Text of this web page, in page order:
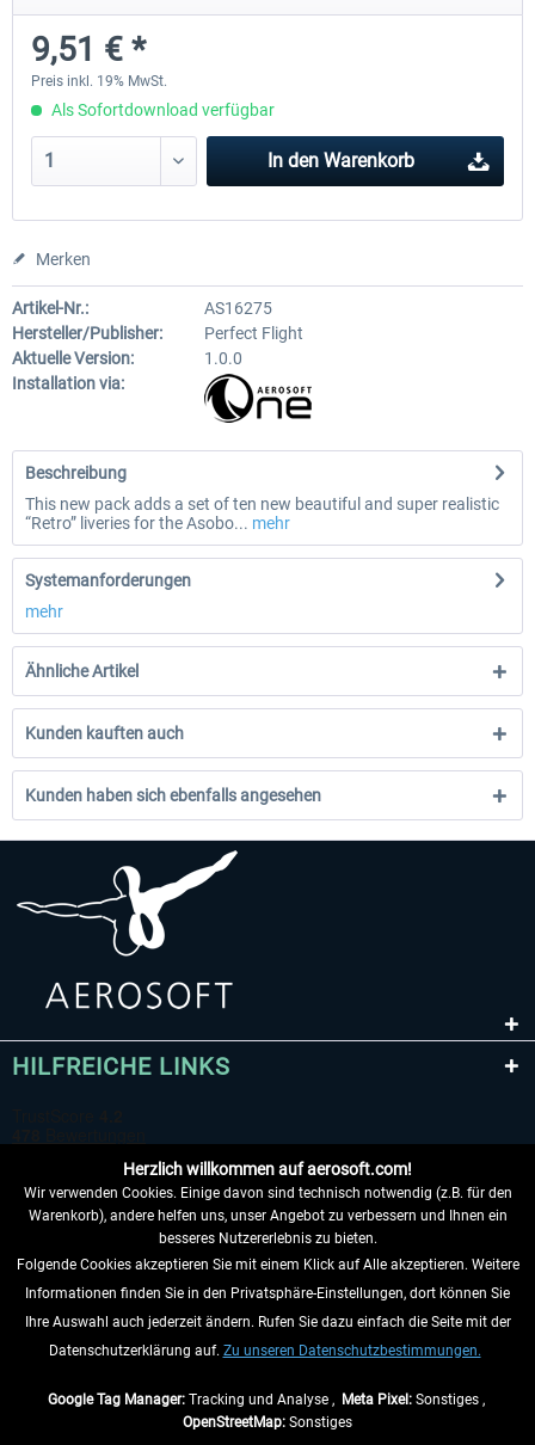
9,51 € *
Preis inkl. 19% MwSt.
Als Sofortdownload verfügbar
In den Warenkorb
Merken
Artikel-Nr.:
AS16275
Hersteller/Publisher:
Perfect Flight
Aktuelle Version:
1.0.0
Installation via:
Beschreibung
This new pack adds a set of ten new beautiful and super realistic
“Retro” liveries for the Asobo... mehr
Systemanforderungen
mehr
Ähnliche Artikel
Kunden kauften auch
Kunden haben sich ebenfalls angesehen
HILFREICHE LINKS
VERTRAG WIDERRUFEN
INFORMATIONEN
Herzlich willkommen auf aerosoft.com!
Wir verwenden Cookies. Einige davon sind technisch notwendig (z.B. für den
Warenkorb), andere helfen uns, unser Angebot zu verbessern und Ihnen ein
besseres Nutzererlebnis zu bieten.
Folgende Cookies akzeptieren Sie mit einem Klick auf Alle akzeptieren. Weitere
Informationen finden Sie in den Privatsphäre-Einstellungen, dort können Sie
Ihre Auswahl auch jederzeit ändern. Rufen Sie dazu einfach die Seite mit der
Datenschutzerklärung auf. Zu unseren Datenschutzbestimmungen.
Google Tag Manager:Tracking und Analyse , Meta Pixel:Sonstiges ,
OpenStreetMap: Sonstiges